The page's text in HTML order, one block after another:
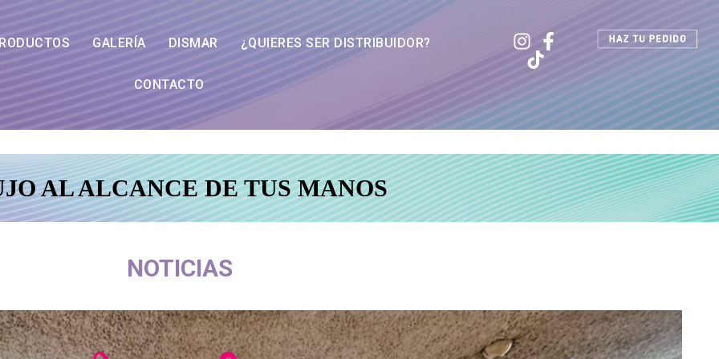
GALERÍA DISMAR ¿QUIERES SER DISTRIBUIDOR?
CONTACTO
AL ALCANCE DE TUS MANOS
NOTICIAS